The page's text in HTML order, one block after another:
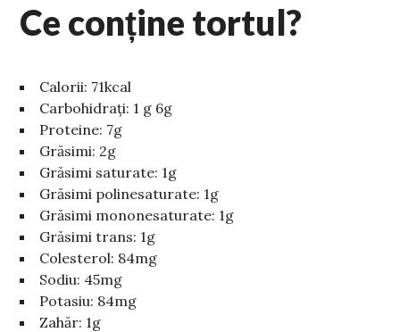
Ce conține tortul?
Calorii: 71kcal
Carbohidrați: 1 g 6g
Proteine: 7g
Grăsimi: 2g
Grăsimi saturate: 1g
Grăsimi polinesaturate: 1g
Grăsimi mononesaturate: 1g
Grăsimi trans: 1g
Colesterol: 84mg
Sodiu: 45mg
Potasiu: 84mg
Zahăr: 1g